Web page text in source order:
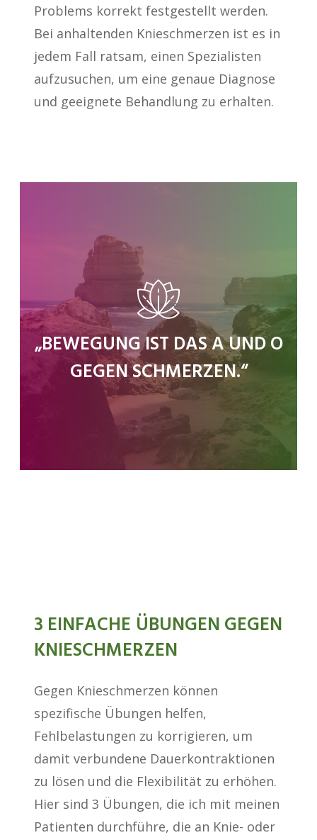
Problems korrekt festgestellt werden.
Bei anhaltenden Knieschmerzen ist es in
jedem Fall ratsam, einen Spezialisten
aufzusuchen, um eine genaue Diagnose
und geeignete Behandlung zu erhalten.
„BEWEGUNG IST DAS A UND O
GEGEN SCHMERZEN.“
3 EINFACHE ÜBUNGEN GEGEN
KNIESCHMERZEN
Gegen Knieschmerzen können
spezifische Übungen helfen,
Fehlbelastungen zu korrigieren, um
damit verbundene Dauerkontraktionen
zu lösen und die Flexibilität zu erhöhen.
Hier sind 3 Übungen, die ich mit meinen
Patienten durchführe, die an Knie- oder